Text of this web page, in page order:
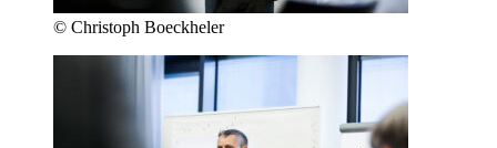
© Christoph Boeckheler